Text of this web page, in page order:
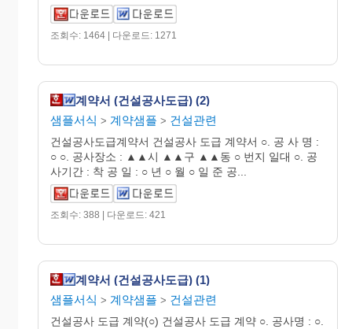
조회수: 1464 | 다운로드: 1271
계약서 (건설공사도급) (2)
샘플서식 > 계약샘플 > 건설관련
건설공사도급계약서 건설공사 도급 계약서 ○. 공 사 명 :
○ ○. 공사장소 : ▲▲시 ▲▲구 ▲▲동 ○ 번지 일대 ○. 공
사기간 : 착 공 일 : ○ 년 ○ 월 ○ 일 준 공...
조회수: 388 | 다운로드: 421
계약서 (건설공사도급) (1)
샘플서식 > 계약샘플 > 건설관련
건설공사 도급 계약(○) 건설공사 도급 계약 ○. 공사명 : ○.